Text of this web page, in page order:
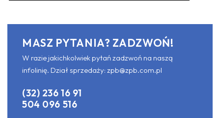
MASZ PYTANIA? ZADZWOŃ!
W razie jakichkolwiek pytań zadzwoń na naszą
infolinię. Dział sprzedaży: zpb@zpb.com.pl
(32) 236 16 91
504 096 516